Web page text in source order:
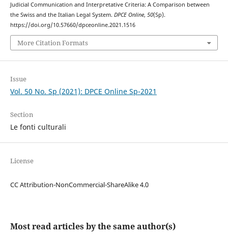
Judicial Communication and Interpretative Criteria: A Comparison between
the Swiss and the Italian Legal System. DPCE Online, 50(Sp).
https://doi.org/10.57660/dpceonline.2021.1516
More Citation Formats
Issue
Vol. 50 No. Sp (2021): DPCE Online Sp-2021
Section
Le fonti culturali
License
CC Attribution-NonCommercial-ShareAlike 4.0
Most read articles by the same author(s)